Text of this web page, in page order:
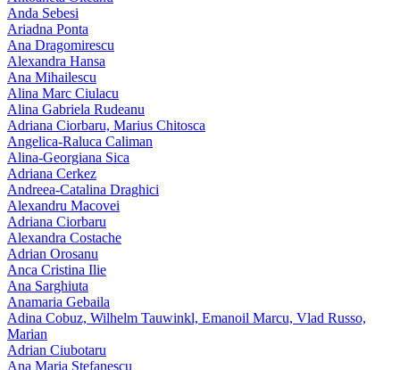
Anda Sebesi
Ariadna Ponta
Ana Dragomirescu
Alexandra Hansa
Ana Mihailescu
Alina Marc Ciulacu
Alina Gabriela Rudeanu
Adriana Ciorbaru, Marius Chitosca
Angelica-Raluca Caliman
Alina-Georgiana Sica
Adriana Cerkez
Andreea-Catalina Draghici
Alexandru Macovei
Adriana Ciorbaru
Alexandra Costache
Adrian Orosanu
Anca Cristina Ilie
Ana Sarghiuta
Anamaria Gebaila
Adina Cobuz, Wilhelm Tauwinkl, Emanoil Marcu, Vlad Russo,
Marian
Adrian Ciubotaru
Ana Maria Stefanescu